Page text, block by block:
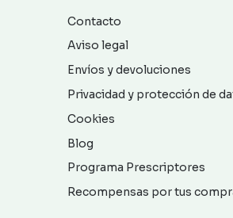
Contacto
Aviso legal
Envíos y devoluciones
Privacidad y protección de
Cookies
Blog
Programa Prescriptores
Recompensas por tus